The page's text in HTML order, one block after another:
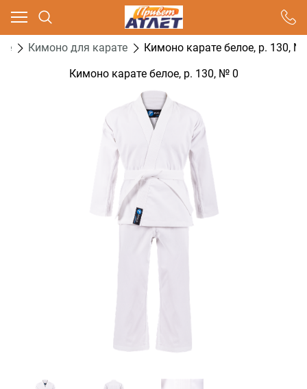
Кимоно для карате
Кимоно карате белое, р. 130, №
Кимоно карате белое, р. 130, № 0
Ваш город - Москва,
угадали?
ДА НЕТ